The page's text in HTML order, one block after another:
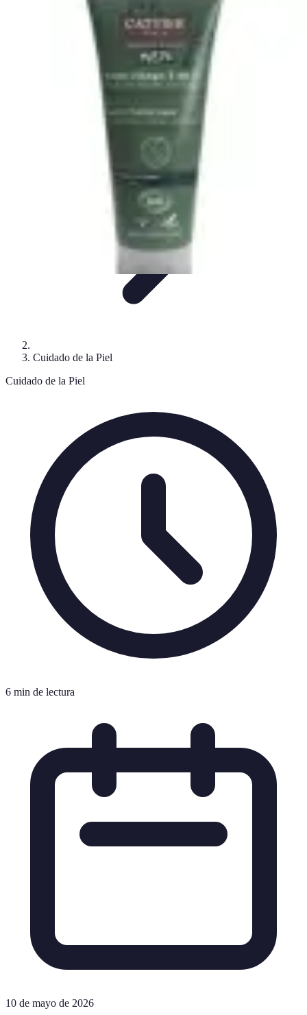
Cuidado de la pielCuidado de la Piel
Cuidado del Cabello
Cuidado de la Piel
Cuidado de la Piel
6 min de lectura
10 de mayo de 2026